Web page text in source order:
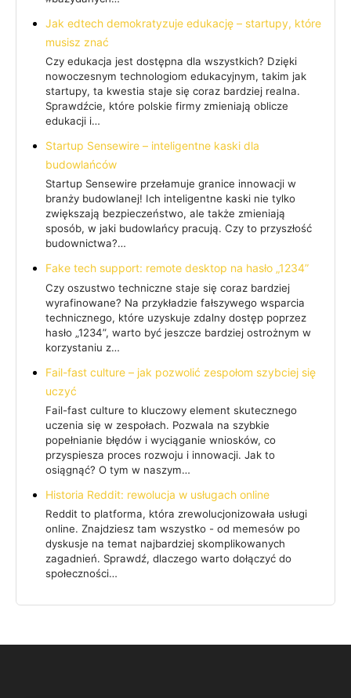
Jak edtech demokratyzuje edukację – startupy, które
musisz znać
Czy edukacja jest dostępna dla wszystkich? Dzięki
nowoczesnym technologiom edukacyjnym, takim jak
startupy, ta kwestia staje się coraz bardziej realna.
Sprawdźcie, które polskie firmy zmieniają oblicze
edukacji i…
Startup Sensewire – inteligentne kaski dla
budowlańców
Startup Sensewire przełamuje granice innowacji w
branży budowlanej! Ich inteligentne kaski nie tylko
zwiększają bezpieczeństwo, ale także zmieniają
sposób, w jaki budowlańcy pracują. Czy to przyszłość
budownictwa?…
Fake tech support: remote desktop na hasło „1234”
Czy oszustwo techniczne staje się coraz bardziej
wyrafinowane? Na przykładzie fałszywego wsparcia
technicznego, które uzyskuje zdalny dostęp poprzez
hasło „1234”, warto być jeszcze bardziej ostrożnym w
korzystaniu z…
Fail-fast culture – jak pozwolić zespołom szybciej się
uczyć
Fail-fast culture to kluczowy element skutecznego
uczenia się w zespołach. Pozwala na szybkie
popełnianie błędów i wyciąganie wniosków, co
przyspiesza proces rozwoju i innowacji. Jak to
osiągnąć? O tym w naszym…
Historia Reddit: rewolucja w usługach online
Reddit to platforma, która zrewolucjonizowała usługi
online. Znajdziesz tam wszystko - od memesów po
dyskusje na temat najbardziej skomplikowanych
zagadnień. Sprawdź, dlaczego warto dołączyć do
społeczności…